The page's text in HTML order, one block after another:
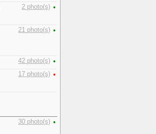
2 photo(s) •
21 photo(s) •
42 photo(s) •
17 photo(s) •
30 photo(s) •